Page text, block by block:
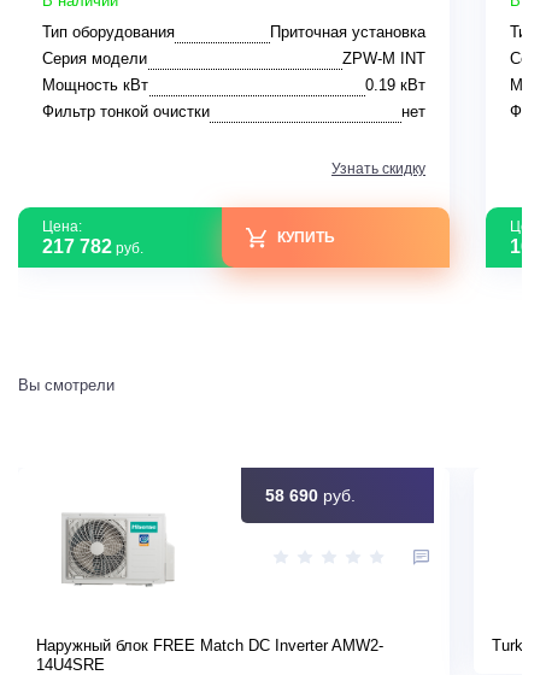
Тип оборудования
Приточная установка
Серия модели
ZPW-M INT
Мощность кВт
0.19 кВт
Фильтр тонкой очистки
нет
Узнать скидку
Цена:
217 782 руб.
КУПИТЬ
Тип
Вы смотрели
58 690 руб.
Наружный блок FREE Match DC Inverter AMW2-
14U4SRE